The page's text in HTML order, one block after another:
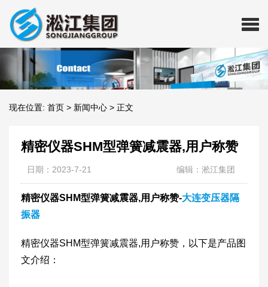
现在位置: 首页 > 新闻中心 > 正文
精密仪器SHM型弹簧减震器,用户称赞
日期：2023-7-21 编辑：淞江集团
精密仪器SHM型弹簧减震器,用户称赞-大连变压器隔
振器
精密仪器SHM型弹簧减震器,用户称赞，以下是产品图
文介绍：